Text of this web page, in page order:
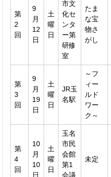
第
2
回
9
月
12
日
土
曜
日
市文
化セ
ンタ
ー第
研修
室
たま
な宝
物さ
がし
第
3
回
9
月
19
日
土
曜
日
JR玉
名駅
～フ
ィー
ルド
ワー
ク～
第
4
回
10
月
10
日
土
曜
日
玉名
市民
会館
第1
会議
未定